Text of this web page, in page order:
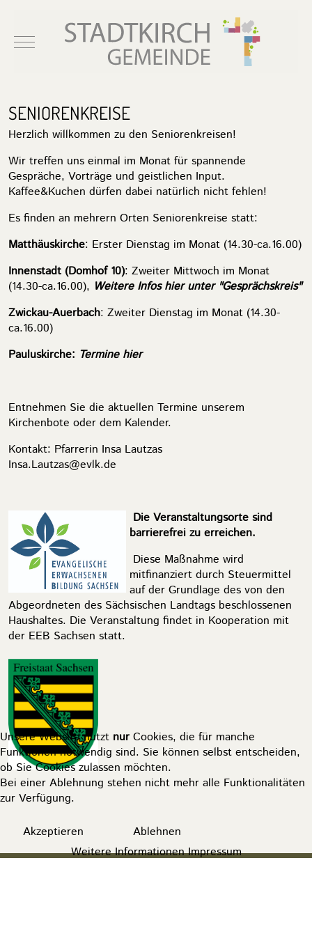
Mobile Menu Toggle
SENIORENKREISE
Herzlich willkommen zu den Seniorenkreisen!
Wir treffen uns einmal im Monat für spannende
Gespräche, Vorträge und geistlichen Input.
Kaffee&Kuchen dürfen dabei natürlich nicht fehlen!
Es finden an mehrern Orten Seniorenkreise statt:
Matthäuskirche: Erster Dienstag im Monat (14.30-ca.16.00)
Innenstadt (Domhof 10): Zweiter Mittwoch im Monat
(14.30-ca.16.00), Weitere Infos hier unter "Gesprächskreis"
Zwickau-Auerbach: Zweiter Dienstag im Monat (14.30-
ca.16.00)
Pauluskirche: Termine hier
Entnehmen Sie die aktuellen Termine unserem
Kirchenbote oder dem Kalender.
Kontakt: Pfarrerin Insa Lautzas
Insa.Lautzas@evlk.de
Die Veranstaltungsorte sind
barrierefrei zu erreichen.
Diese Maßnahme wird
mitfinanziert durch Steuermittel
auf der Grundlage des von den
Abgeordneten des Sächsischen Landtags beschlossenen
Haushaltes. Die Veranstaltung findet in Kooperation mit
der EEB Sachsen statt.
Unsere Website nutzt nur Cookies, die für manche
Funktionen notwendig sind. Sie können selbst entscheiden,
ob Sie Cookies zulassen möchten.
Bei einer Ablehnung stehen nicht mehr alle Funktionalitäten
zur Verfügung.
Akzeptieren
Ablehnen
Weitere Informationen Impressum